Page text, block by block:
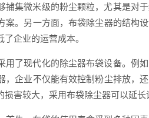
捕集微米级的粉尘颗粒，尤其是对
案。另一方面，布袋除尘器的结构
企业的运营成本。
了现代化的除尘器布袋设备。例
，企业不仅能有效控制粉尘排放，
害较大，采用布袋除尘器可以延长